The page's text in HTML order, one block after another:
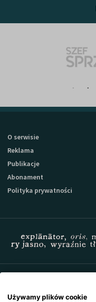
O serwisie
Reklama
Publikacje
Abonament
Polityka prywatności
Używamy plików cookie